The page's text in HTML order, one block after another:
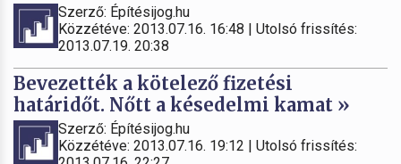
Szerző: Építésijog.hu
Közzétéve: 2013.07.16. 16:48 | Utolsó frissítés:
2013.07.19. 20:38
Bevezették a kötelező fizetési
határidőt. Nőtt a késedelmi kamat »
Szerző: Építésijog.hu
Közzétéve: 2013.07.16. 19:12 | Utolsó frissítés: